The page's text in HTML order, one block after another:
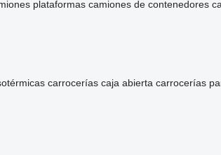
plataformas camiones de contenedores
carrocerías caja abierta carrocerías